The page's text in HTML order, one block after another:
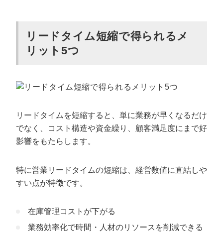
リードタイム短縮で得られるメ
リット5つ
リードタイムを短縮すると、単に業務が早くなるだけ
でなく、コスト構造や資金繰り、顧客満足度にまで好
影響をもたらします。
特に営業リードタイムの短縮は、経営数値に直結しや
すい点が特徴です。
在庫管理コストが下がる
業務効率化で時間・人材のリソースを削減できる